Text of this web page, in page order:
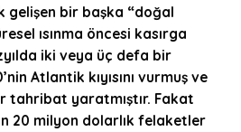
gelişen bir başka “doğal
ısınma öncesi kasırga
iki veya üç defa bir
Atlantik kıyısını vurmuş ve
tahribat yaratmıştır. Fakat
20 milyon dolarlık felaketler